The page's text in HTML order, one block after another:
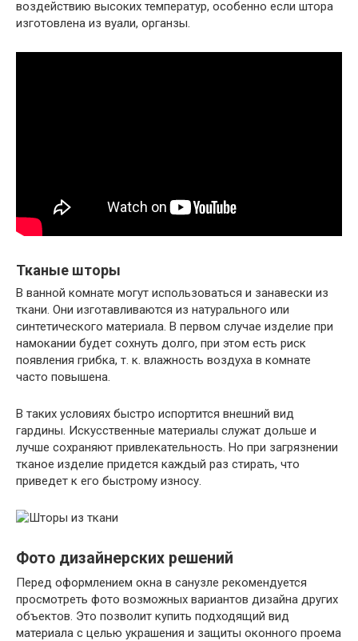
воздействию высоких температур, особенно если штора
изготовлена из вуали, органзы.
Тканые шторы
В ванной комнате могут использоваться и занавески из
ткани. Они изготавливаются из натурального или
синтетического материала. В первом случае изделие при
намокании будет сохнуть долго, при этом есть риск
появления грибка, т. к. влажность воздуха в комнате
часто повышена.
В таких условиях быстро испортится внешний вид
гардины. Искусственные материалы служат дольше и
лучше сохраняют привлекательность. Но при загрязнении
тканое изделие придется каждый раз стирать, что
приведет к его быстрому износу.
Фото дизайнерских решений
Перед оформлением окна в санузле рекомендуется
просмотреть фото возможных вариантов дизайна других
объектов. Это позволит купить подходящий вид
материала с целью украшения и защиты оконного проема